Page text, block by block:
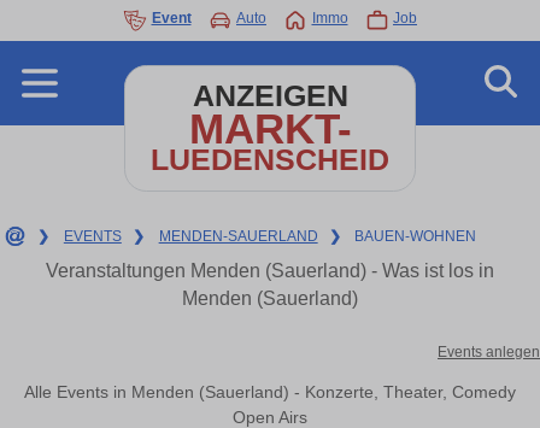
Event Auto Immo Job
ANZEIGEN
MARKT-
LUEDENSCHEID
❯ EVENTS ❯ MENDEN-SAUERLAND ❯ BAUEN-WOHNEN
Veranstaltungen Menden (Sauerland) - Was ist los in
Menden (Sauerland)
Events anlegen
Alle Events in Menden (Sauerland) - Konzerte, Theater, Comedy
Open Airs